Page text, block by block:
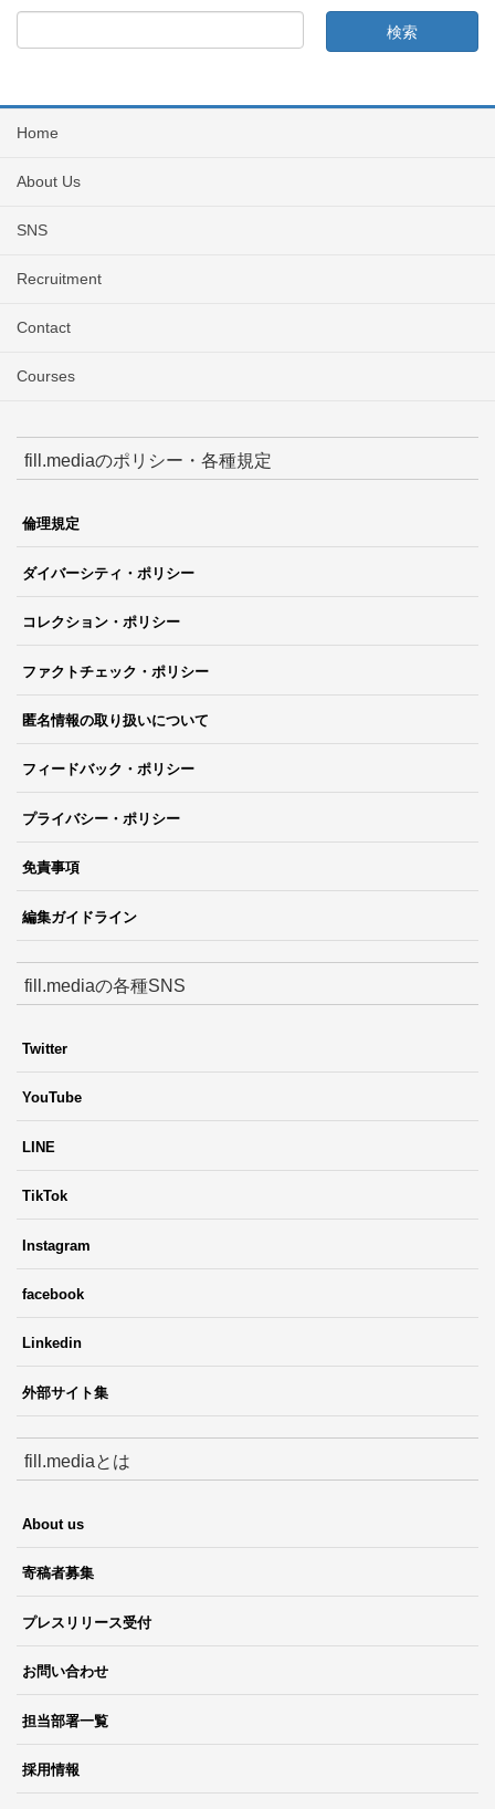
Home
About Us
SNS
Recruitment
Contact
Courses
fill.mediaのポリシー・各種規定
倫理規定
ダイバーシティ・ポリシー
コレクション・ポリシー
ファクトチェック・ポリシー
匿名情報の取り扱いについて
フィードバック・ポリシー
プライバシー・ポリシー
免責事項
編集ガイドライン
fill.mediaの各種SNS
Twitter
YouTube
LINE
TikTok
Instagram
facebook
Linkedin
外部サイト集
fill.mediaとは
About us
寄稿者募集
プレスリリース受付
お問い合わせ
担当部署一覧
採用情報